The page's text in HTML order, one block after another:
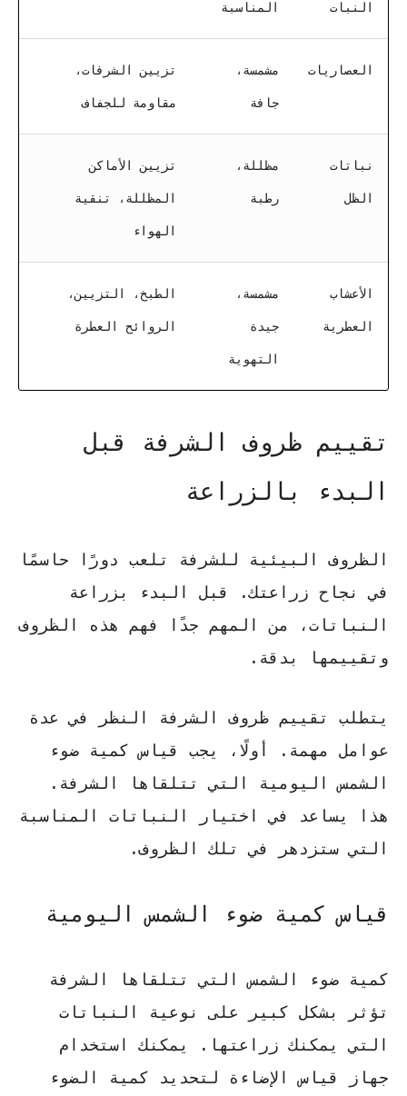
النبات المناسبة
العصاريات مشمسة،
جافة
تزيين الشرفات،
مقاومة للجفاف
نباتات
الظل
مظللة،
رطبة
تزيين الأماكن
المظللة، تنقية
الهواء
الأعشاب
العطرية
مشمسة،
جيدة
التهوية
الطبخ، التزيين،
الروائح العطرة
تقييم ظروف الشرفة قبل
البدء بالزراعة
الظروف البيئية للشرفة تلعب دورًا حاسمًا
في نجاح زراعتك. قبل البدء بزراعة
النباتات، من المهم جدًا فهم هذه الظروف
وتقييمها بدقة.
يتطلب تقييم ظروف الشرفة النظر في عدة
عوامل مهمة. أولًا، يجب
قياس كمية ضوء
الشمس اليومية التي تتلقاها الشرفة.
هذا يساعد في اختيار النباتات المناسبة
التي ستزدهر في تلك الظروف.
قياس كمية ضوء الشمس اليومية
كمية ضوء الشمس التي تتلقاها الشرفة
تؤثر بشكل كبير على نوعية النباتات
التي يمكنك زراعتها. يمكنك استخدام
جهاز قياس الإضاءة لتحديد كمية الضوء